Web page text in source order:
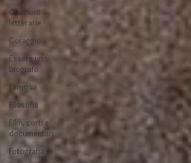
Citazioni
letterarie
Coraggio
Essere un
biografo
Famiglia
Filosofia
Film, corti e
documentari
Fotografia